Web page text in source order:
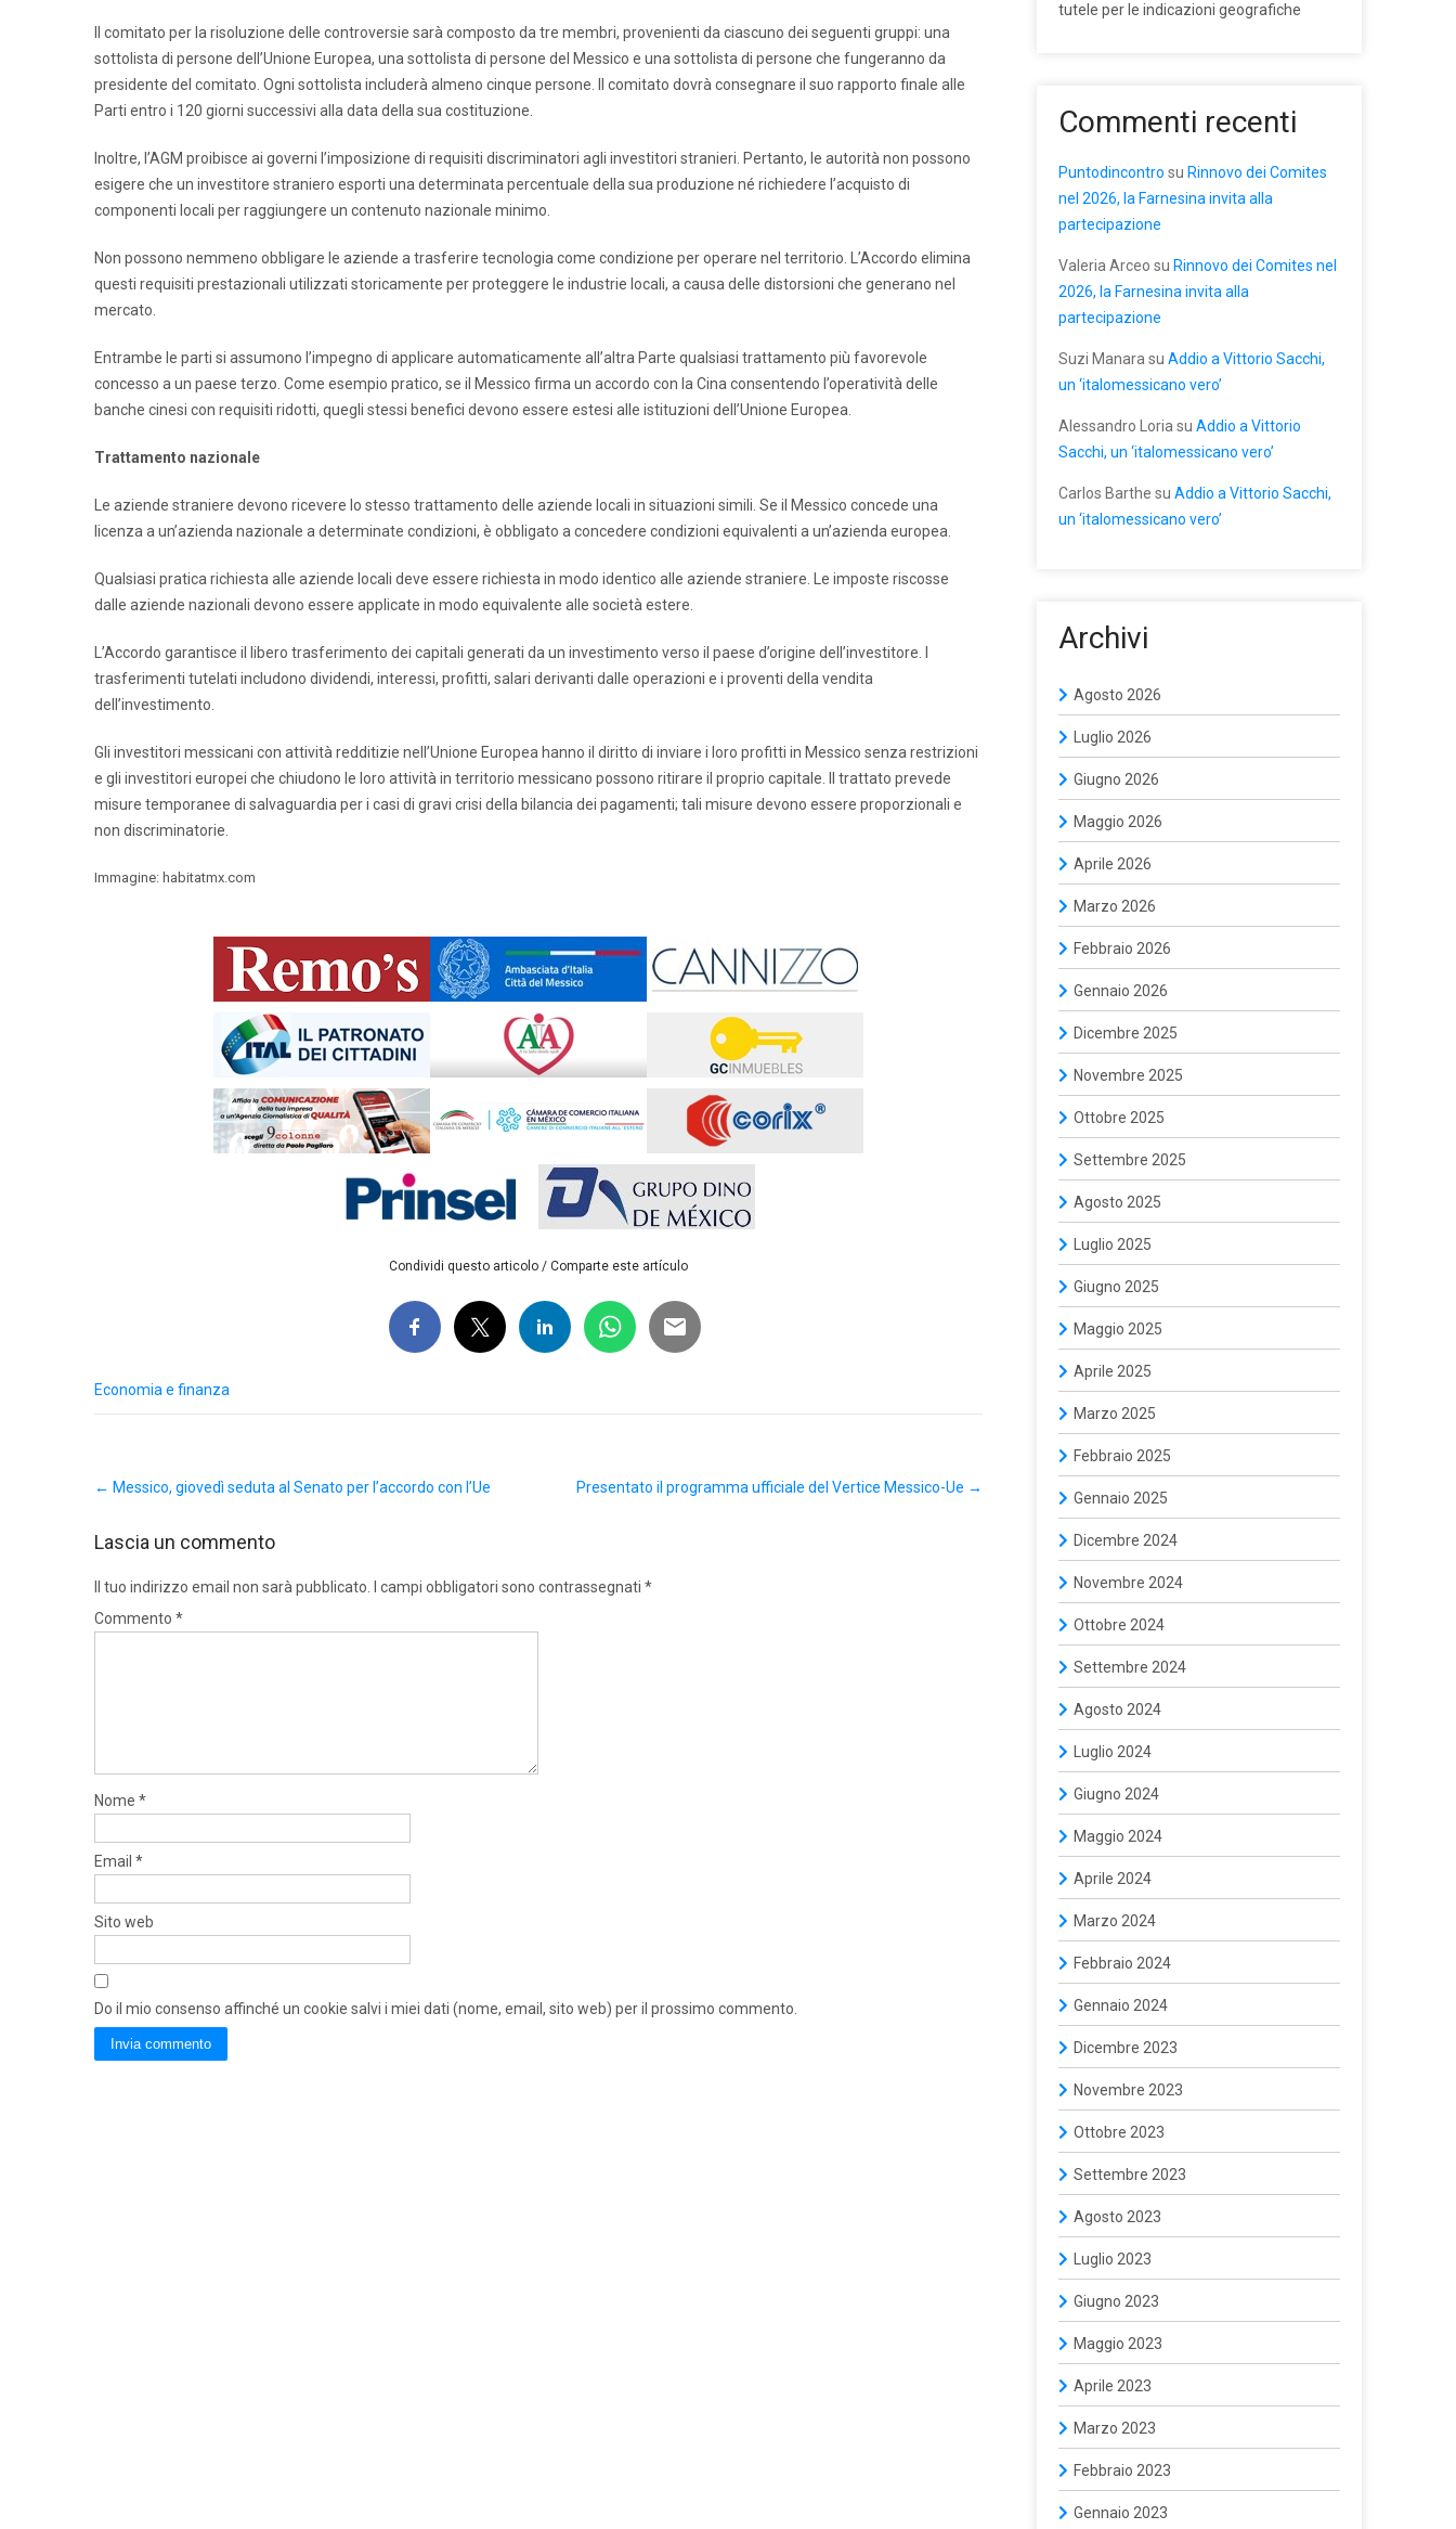
Il comitato per la risoluzione delle controversie sarà composto da tre membri, provenienti da ciascuno dei seguenti gruppi: una
sottolista di persone dell’Unione Europea, una sottolista di persone del Messico e una sottolista di persone che fungeranno da
presidente del comitato. Ogni sottolista includerà almeno cinque persone. Il comitato dovrà consegnare il suo rapporto finale alle
Parti entro i 120 giorni successivi alla data della sua costituzione.
Inoltre, l’AGM proibisce ai governi l’imposizione di requisiti discriminatori agli investitori stranieri. Pertanto, le autorità non possono
esigere che un investitore straniero esporti una determinata percentuale della sua produzione né richiedere l’acquisto di
componenti locali per raggiungere un contenuto nazionale minimo.
Non possono nemmeno obbligare le aziende a trasferire tecnologia come condizione per operare nel territorio. L’Accordo elimina
questi requisiti prestazionali utilizzati storicamente per proteggere le industrie locali, a causa delle distorsioni che generano nel
mercato.
Entrambe le parti si assumono l’impegno di applicare automaticamente all’altra Parte qualsiasi trattamento più favorevole
concesso a un paese terzo. Come esempio pratico, se il Messico firma un accordo con la Cina consentendo l’operatività delle
banche cinesi con requisiti ridotti, quegli stessi benefici devono essere estesi alle istituzioni dell’Unione Europea.
Trattamento nazionale
Le aziende straniere devono ricevere lo stesso trattamento delle aziende locali in situazioni simili. Se il Messico concede una
licenza a un’azienda nazionale a determinate condizioni, è obbligato a concedere condizioni equivalenti a un’azienda europea.
Qualsiasi pratica richiesta alle aziende locali deve essere richiesta in modo identico alle aziende straniere. Le imposte riscosse
dalle aziende nazionali devono essere applicate in modo equivalente alle società estere.
L’Accordo garantisce il libero trasferimento dei capitali generati da un investimento verso il paese d’origine dell’investitore. I
trasferimenti tutelati includono dividendi, interessi, profitti, salari derivanti dalle operazioni e i proventi della vendita
dell’investimento.
Gli investitori messicani con attività redditizie nell’Unione Europea hanno il diritto di inviare i loro profitti in Messico senza restrizioni
e gli investitori europei che chiudono le loro attività in territorio messicano possono ritirare il proprio capitale. Il trattato prevede
misure temporanee di salvaguardia per i casi di gravi crisi della bilancia dei pagamenti; tali misure devono essere proporzionali e
non discriminatorie.
Immagine: habitatmx.com
Condividi questo articolo / Comparte este artículo
Economia e finanza
navigation
← Messico, giovedì seduta al Senato per l’accordo con l’Ue Presentato il programma ufficiale del Vertice Messico-Ue →
Lascia un commento
Il tuo indirizzo email non sarà pubblicato. I campi obbligatori sono contrassegnati *
Commento *
Nome *
Email *
Sito web
Do il mio consenso affinché un cookie salvi i miei dati (nome, email, sito web) per il prossimo commento.
tutele per le indicazioni geografiche
Commenti recenti
Puntodincontro su Rinnovo dei Comites
nel 2026, la Farnesina invita alla
partecipazione
Valeria Arceo su Rinnovo dei Comites nel
2026, la Farnesina invita alla
partecipazione
Suzi Manara su Addio a Vittorio Sacchi,
un ‘italomessicano vero’
Alessandro Loria su Addio a Vittorio
Sacchi, un ‘italomessicano vero’
Carlos Barthe su Addio a Vittorio Sacchi,
un ‘italomessicano vero’
Archivi
Agosto 2026
Luglio 2026
Giugno 2026
Maggio 2026
Aprile 2026
Marzo 2026
Febbraio 2026
Gennaio 2026
Dicembre 2025
Novembre 2025
Ottobre 2025
Settembre 2025
Agosto 2025
Luglio 2025
Giugno 2025
Maggio 2025
Aprile 2025
Marzo 2025
Febbraio 2025
Gennaio 2025
Dicembre 2024
Novembre 2024
Ottobre 2024
Settembre 2024
Agosto 2024
Luglio 2024
Giugno 2024
Maggio 2024
Aprile 2024
Marzo 2024
Febbraio 2024
Gennaio 2024
Dicembre 2023
Novembre 2023
Ottobre 2023
Settembre 2023
Agosto 2023
Luglio 2023
Giugno 2023
Maggio 2023
Aprile 2023
Marzo 2023
Febbraio 2023
Gennaio 2023